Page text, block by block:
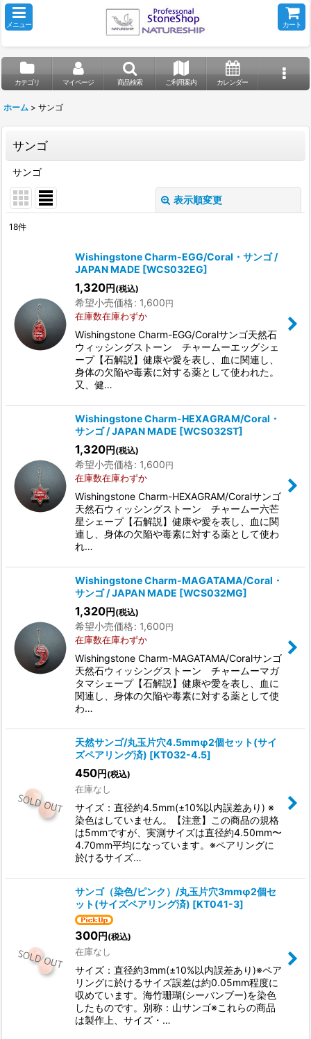
メニュー カート
カテゴリ マイページ 商品検索 ご利用案内 カレンダー
ホーム > サンゴ
サンゴ
サンゴ
表示順変更
絞り込む
18件
Wishingstone Charm-EGG/Coral・サンゴ /
JAPAN MADE [WCS032EG]
1,320円 (税込)
希望小売価格: 1,600円
在庫数在庫わずか
Wishingstone Charm-EGG/Coralサンゴ天然石
ウィッシングストーン チャームーエッグシェ
ープ【石解説】健康や愛を表し、血に関連し、
身体の欠陥や毒素に対する薬として使われた。
又、健…
Wishingstone Charm-HEXAGRAM/Coral・
サンゴ / JAPAN MADE [WCS032ST]
1,320円 (税込)
希望小売価格: 1,600円
在庫数在庫わずか
Wishingstone Charm-HEXAGRAM/Coralサンゴ
天然石ウィッシングストーン チャームー六芒
星シェープ【石解説】健康や愛を表し、血に関
連し、身体の欠陥や毒素に対する薬として使わ
れ…
Wishingstone Charm-MAGATAMA/Coral・
サンゴ / JAPAN MADE [WCS032MG]
1,320円 (税込)
希望小売価格: 1,600円
在庫数在庫わずか
Wishingstone Charm-MAGATAMA/Coralサンゴ
天然石ウィッシングストーン チャームーマガ
タマシェープ【石解説】健康や愛を表し、血に
関連し、身体の欠陥や毒素に対する薬として使
わ…
天然サンゴ/丸玉片穴4.5mmφ2個セット(サイ
ズペアリング済) [KT032-4.5]
450円 (税込)
在庫なし
サイズ：直径約4.5mm(±10%以内誤差あり) ※
染色はしていません。【注意】この商品の規格
は5mmですが、実測サイズは直径約4.50mm〜
4.70mm平均になっています。※ペアリングに
於けるサイズ…
サンゴ（染色/ピンク）/丸玉片穴3mmφ2個セ
ット(サイズペアリング済) [KT041-3]
300円 (税込)
在庫なし
サイズ：直径約3mm(±10%以内誤差あり)※ペア
リングに於けるサイズ誤差は約0.05mm程度に
収めています。海竹珊瑚(シーバンブー)を染色
したものです。別称：山サンゴ※これらの商品
は製作上、サイズ・…